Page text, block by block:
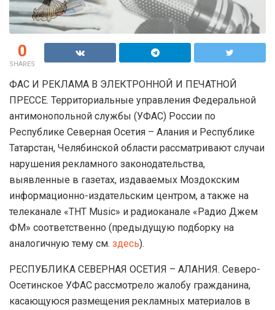
0
SHARES
ФАС И РЕКЛАМА В ЭЛЕКТРОННОЙ И ПЕЧАТНОЙ
ПРЕССЕ. Территориальные управления Федеральной
антимонопольной службы (УФАС) России по
Республике Северная Осетия – Алания и Республике
Татарстан, Челябинской области рассматривают случаи
нарушения рекламного законодательства,
выявленные в газетах, издаваемых Моздокским
информационно-издательским центром, а также на
телеканале «ТНТ Music» и радиоканале «Радио Джем
ФМ» соответственно (предыдущую подборку на
аналогичную тему см. здесь).
РЕСПУБЛИКА СЕВЕРНАЯ ОСЕТИЯ – АЛАНИЯ. Северо-
Осетинское УФАС рассмотрело жалобу гражданина,
касающуюся размещения рекламных материалов в